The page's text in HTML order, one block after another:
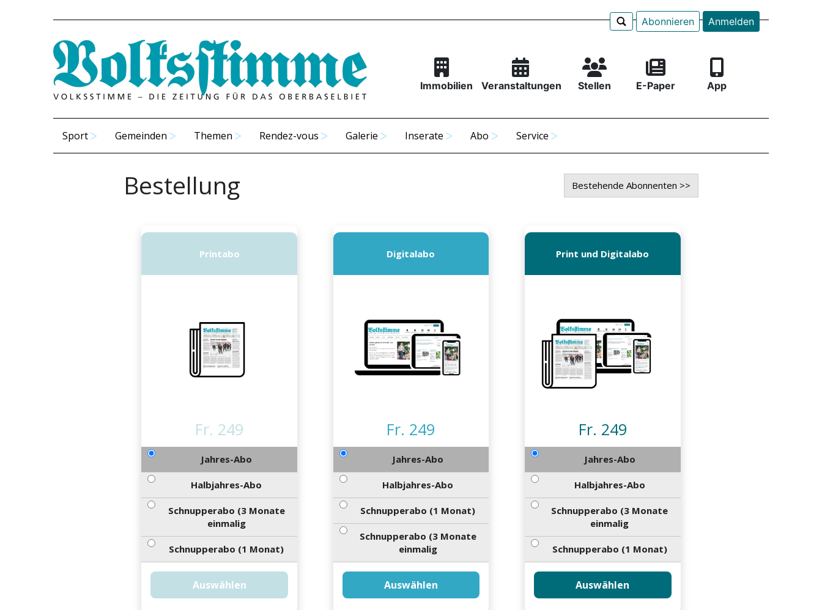
Abonnieren Anmelden
Immobilien Veranstaltungen Stellen E-Paper App
Sport Gemeinden Themen Rendez-vous Galerie Inserate Abo Service